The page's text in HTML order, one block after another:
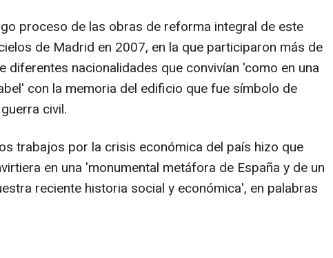
proceso de las obras de reforma integral de este
de Madrid en 2007, en la que participaron más de
diferentes nacionalidades que convivían 'como en una
con la memoria del edificio que fue símbolo de
civil.
trabajos por la crisis económica del país hizo que
en una 'monumental metáfora de España y de un
reciente historia social y económica', en palabras